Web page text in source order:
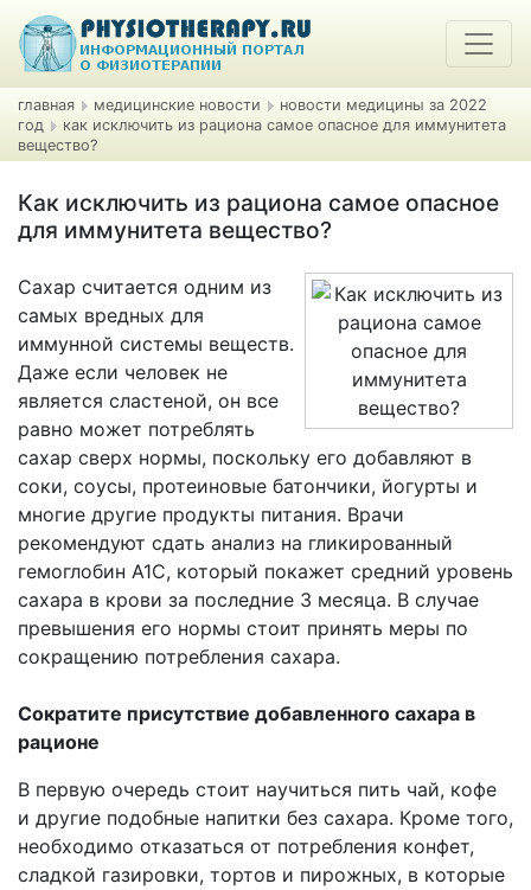
главная медицинские новости
новости медицины за 2022
год
как исключить из рациона самое опасное для иммунитета
вещество?
Как исключить из рациона самое опасное
для иммунитета вещество?
Сахар считается одним из
самых вредных для
иммунной системы веществ.
Даже если человек не
является сластеной, он все
равно может потреблять
сахар сверх нормы, поскольку его добавляют в
соки, соусы, протеиновые батончики, йогурты и
многие другие продукты питания. Врачи
рекомендуют сдать анализ на гликированный
гемоглобин A1C, который покажет средний уровень
сахара в крови за последние 3 месяца. В случае
превышения его нормы стоит принять меры по
сокращению потребления сахара.
Сократите присутствие добавленного сахара в
рационе
В первую очередь стоит научиться пить чай, кофе
и другие подобные напитки без сахара. Кроме того,
необходимо отказаться от потребления конфет,
сладкой газировки, тортов и пирожных, в которые